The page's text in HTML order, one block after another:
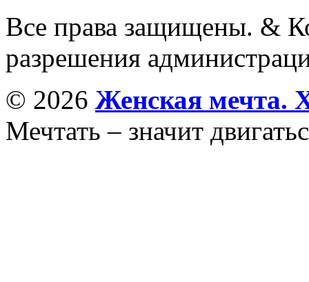
Все права защищены. &
разрешения
© 2026 Женская мечта.
Мечтать – значит